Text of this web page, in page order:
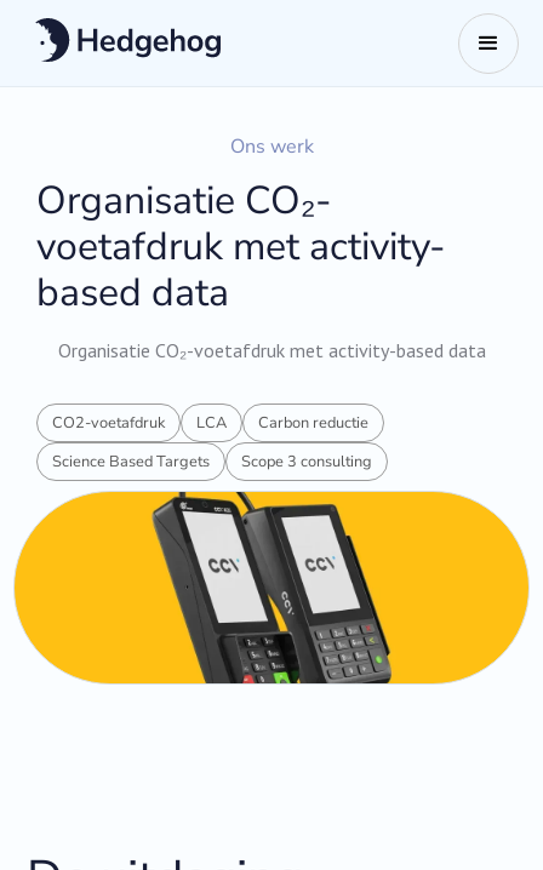
Ons werk
Organisatie CO₂-
voetafdruk met activity-
based data
Organisatie CO₂-voetafdruk met activity-based data
CO2-voetafdruk LCA
Carbon reductie
Science Based Targets
Scope 3 consulting